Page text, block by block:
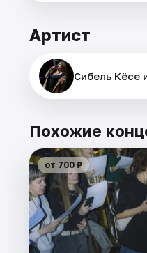
Артист
Сибель Кёсе
Похожие
от 700 ₽